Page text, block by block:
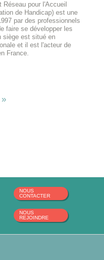
Réseau pour l'Accueil
de Handicap) est une
par des professionnels
faire se développer les
siège est situé en
et il est l'acteur de
France.
»
NOUS
CONTACTER
NOUS
REJOINDRE